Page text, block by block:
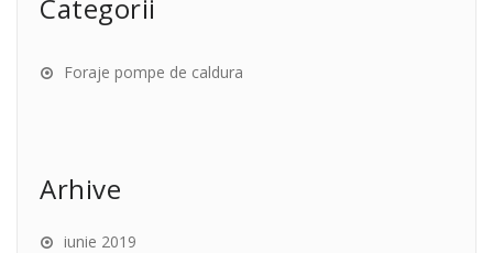
Categorii
Foraje pompe de caldura
Arhive
iunie 2019